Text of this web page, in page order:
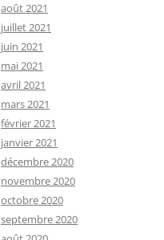
août 2021
juillet 2021
juin 2021
mai 2021
avril 2021
mars 2021
février 2021
janvier 2021
décembre 2020
novembre 2020
octobre 2020
septembre 2020